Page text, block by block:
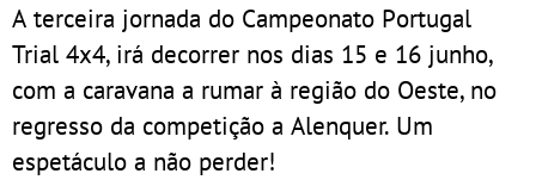
A terceira jornada do Campeonato Portugal
Trial 4x4, irá decorrer nos dias 15 e 16 junho,
com a caravana a rumar à região do Oeste, no
regresso da competição a Alenquer. Um
espetáculo a não perder!